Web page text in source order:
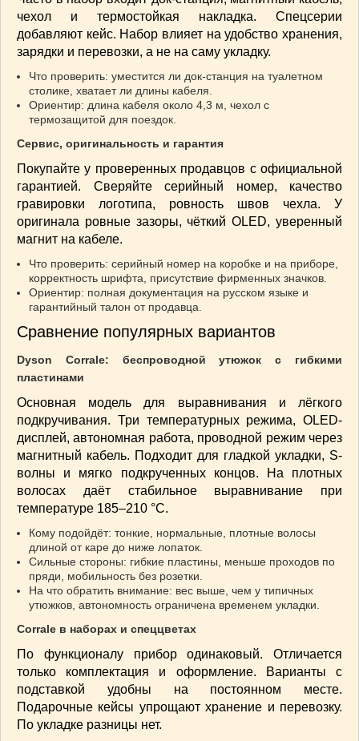
чехол и термостойкая накладка. Спецсерии
добавляют кейс. Набор влияет на удобство хранения,
зарядки и перевозки, а не на саму укладку.
Что проверить: уместится ли док-станция на туалетном
столике, хватает ли длины кабеля.
Ориентир: длина кабеля около 4,3 м, чехол с
термозащитой для поездок.
Сервис, оригинальность и гарантия
Покупайте у проверенных продавцов с официальной
гарантией. Сверяйте серийный номер, качество
гравировки логотипа, ровность швов чехла. У
оригинала ровные зазоры, чёткий OLED, уверенный
магнит на кабеле.
Что проверить: серийный номер на коробке и на приборе,
корректность шрифта, присутствие фирменных значков.
Ориентир: полная документация на русском языке и
гарантийный талон от продавца.
Сравнение популярных вариантов
Dyson Corrale: беспроводной утюжок с гибкими
пластинами
Основная модель для выравнивания и лёгкого
подкручивания. Три температурных режима, OLED-
дисплей, автономная работа, проводной режим через
магнитный кабель. Подходит для гладкой укладки, S-
волны и мягко подкрученных концов. На плотных
волосах даёт стабильное выравнивание при
температуре 185–210 °C.
Кому подойдёт: тонкие, нормальные, плотные волосы
длиной от каре до ниже лопаток.
Сильные стороны: гибкие пластины, меньше проходов по
пряди, мобильность без розетки.
На что обратить внимание: вес выше, чем у типичных
утюжков, автономность ограничена временем укладки.
Corrale в наборах и спеццветах
По функционалу прибор одинаковый. Отличается
только комплектация и оформление. Варианты с
подставкой удобны на постоянном месте.
Подарочные кейсы упрощают хранение и перевозку.
По укладке разницы нет.